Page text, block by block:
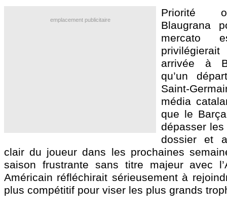
emplacement publicitaire
Priorité
Blaugrana
mercato
arrivée à
qu’un
Saint-
média
que le
dépasser
dossier et
clair du joueur dans les prochaines
saison frustrante sans titre majeur avec
Américain réfléchirait sérieusement à
plus compétitif pour viser les plus grands